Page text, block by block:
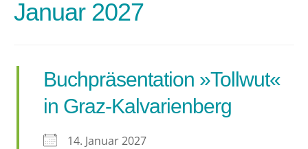
Januar 2027
Buchpräsentation »Tollwut«
in Graz-Kalvarienberg
14. Januar 2027